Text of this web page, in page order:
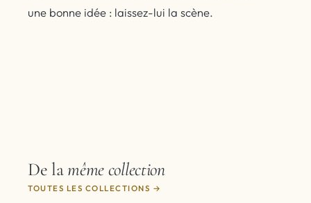
une bonne idée : laissez-lui la scène.
De lamême collection
TOUTES LES COLLECTIONS